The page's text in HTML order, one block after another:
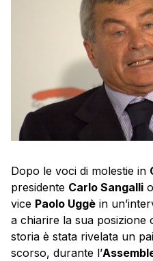
Dopo le voci di molestie in
presidente Carlo Sangalli
vice Paolo Uggè in
a chiarire la sua posizione
storia è stata rivelata un
scorso, durante l’